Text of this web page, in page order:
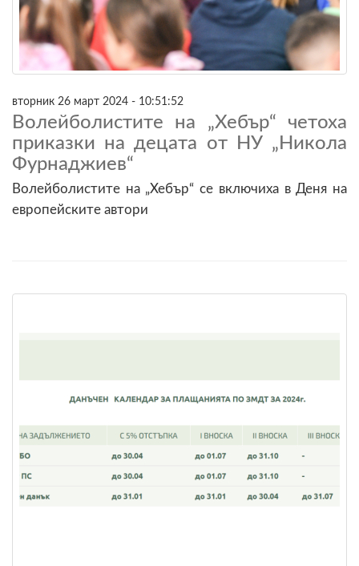
вторник 26 март 2024 - 10:51:52
Волейболистите на „Хебър“ четоха
приказки на децата от НУ „Никола
Фурнаджиев“
Волейболистите на „Хебър“ се включиха в Деня на
европейските автори